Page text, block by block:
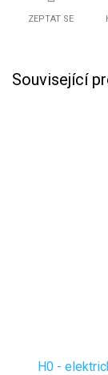
ZEPTAT SE
Související
H0 -